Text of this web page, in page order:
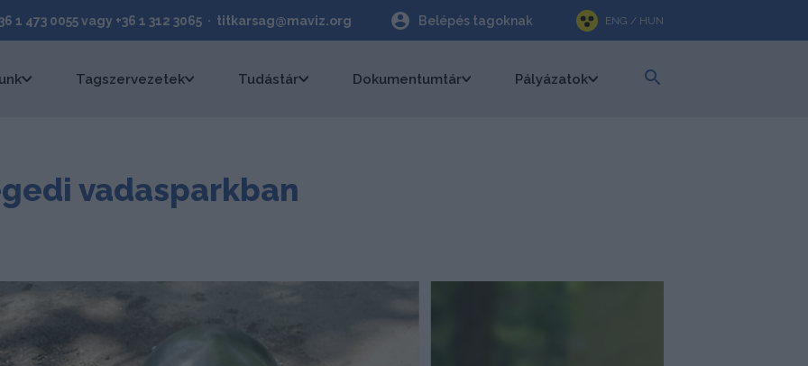
1 473 0055 vagy +36 1 312 3065 · titkarsag@maviz.org Belépés tagoknak ENG / HUN
Tagszervezetek Tudástár Dokumentumtár Pályázatok
vadasparkban